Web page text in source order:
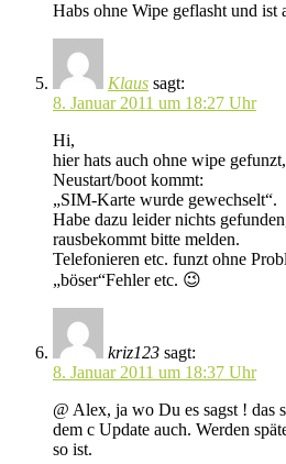
Habs ohne Wipe geflasht und ist
Klaus sagt:
8. Januar 2011 um 18:27 Uhr
Hi,
hier hats auch ohne wipe
Neustart/boot kommt:
„SIM-Karte wurde gewechselt“.
Habe dazu leider nichts
rausbekommt bitte melden.
Telefonieren etc. funzt ohne
„böser“Fehler etc. 😉
kriz123 sagt:
8. Januar 2011 um 18:37 Uhr
@ Alex, ja wo Du es sagst ! das
dem c Update auch. Werden
so ist.